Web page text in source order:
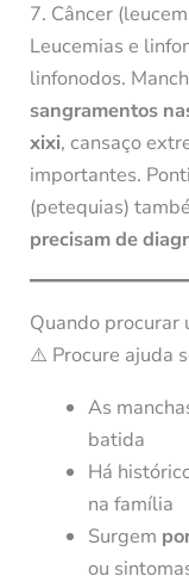
7. Câncer
Leucemias e
linfonodos.
sangramentos
xixi, cansaço
importantes.
(petequias)
precisam de
Quando procurar
⚠️ Procure ajuda
As
batida
Há
na família
Surgem
ou